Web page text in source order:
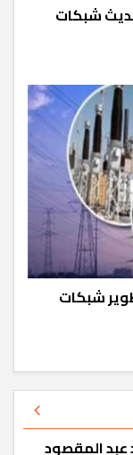
تحديث شبكات
تطوير شبكات
المقصود